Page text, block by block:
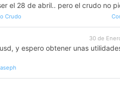
el 28 de abril.. pero el crudo no
Crudo
30 de
y espero obtener unas